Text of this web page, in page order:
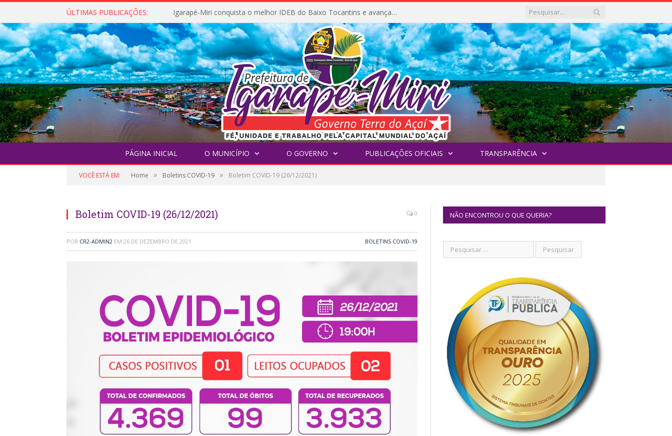
ÚLTIMAS PUBLICAÇÕES: Igarapé-Miri conquista o melhor IDEB do Baixo Tocantins e avança na qualidade da educação pública
PÁGINA INICIAL O MUNICÍPIO O GOVERNO PUBLICAÇÕES OFICIAIS TRANSPARÊNCIA
VOCÊ ESTÁ EM: Home » Boletins COVID-19 » Boletim COVID-19 (26/12/2021)
Boletim COVID-19 (26/12/2021) 0
POR CR2-ADMIN2 EM 26 DE DEZEMBRO DE 2021 BOLETINS COVID-19
NÃO ENCONTROU O QUE QUERIA?